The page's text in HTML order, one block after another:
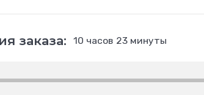
заказа: 10 часов 23 минуты